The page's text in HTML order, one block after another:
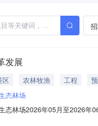
发展
区 农林牧渔 工程
态林场
态林场2026年05月至2026年